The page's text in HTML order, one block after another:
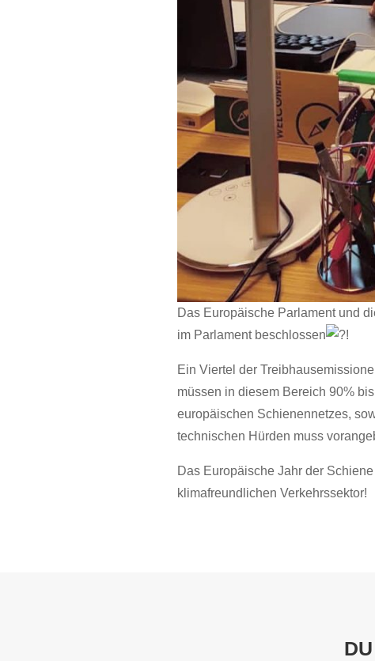
Das Europäische Parlament und
im Parlament beschlossen
!
Ein Viertel der
müssen in diesem Bereich 90%
europäischen Schienennetzes,
technischen Hürden muss
Das Europäische Jahr der
klimafreundlichen Verkehrssektor!